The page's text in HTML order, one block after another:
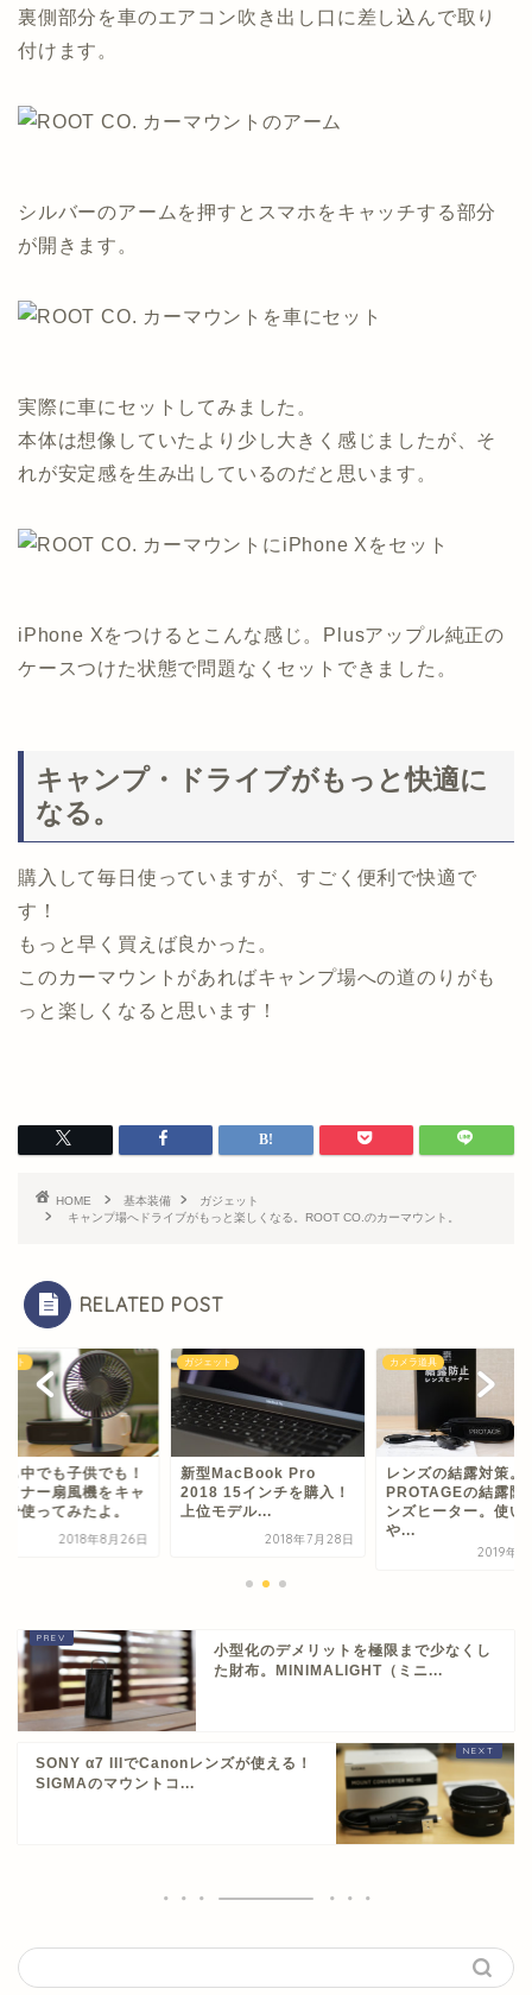
裏側部分を車のエアコン吹き出し口に差し込んで取り
付けます。
シルバーのアームを押すとスマホをキャッチする部分
が開きます。
実際に車にセットしてみました。
本体は想像していたより少し大きく感じましたが、そ
れが安定感を生み出しているのだと思います。
iPhone Xをつけるとこんな感じ。Plusアップル純正の
ケースつけた状態で問題なくセットできました。
キャンプ・ドライブがもっと快適に
なる。
購入して毎日使っていますが、すごく便利で快適で
す！
もっと早く買えば良かった。
このカーマウントがあればキャンプ場への道のりがも
っと楽しくなると思います！
HOME 基本装備
ガジェット
キャンプ場へドライブがもっと楽しくなる。ROOT CO.のカーマウント。
RELATED POST
ット
も中でも子供でも！
メナー扇風機をキャ
で使ってみたよ。
2018年8月26日
ガジェット
新型MacBook Pro
2018 15インチを購入！
上位モデル...
2018年7月28日
カメラ道具
レンズの結露対策。
PROTAGEの結露防
ンズヒーター。使い
や...
2019年2
小型化のデメリットを極限まで少なくし
た財布。MINIMALIGHT（ミニ...
SONY α7 IIIでCanonレンズが使える！
SIGMAのマウントコ...